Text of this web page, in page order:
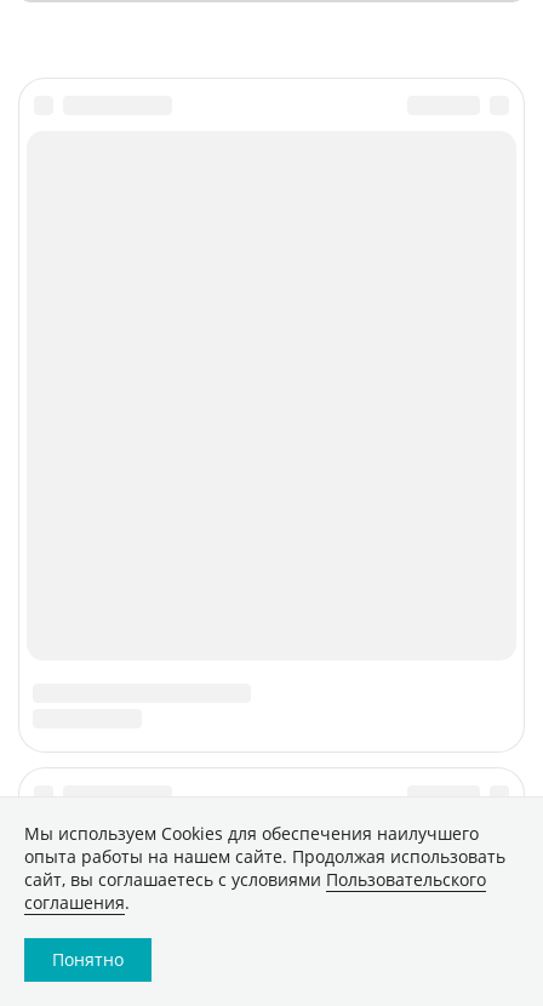
Быстрая подписка на новости
Сообщить об ошибке
Правовая информация
Материалы, помеченные знаком ■, являются
Мы используем Сookies для обеспечения наилучшего
опыта работы на нашем сайте. Продолжая использовать
сайт, вы соглашаетесь с условиями Пользовательского
соглашения.
Понятно